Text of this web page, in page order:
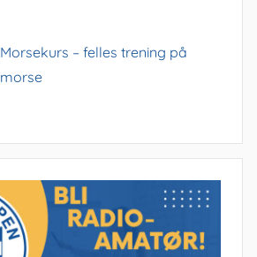
Morsekurs – felles trening på
morse